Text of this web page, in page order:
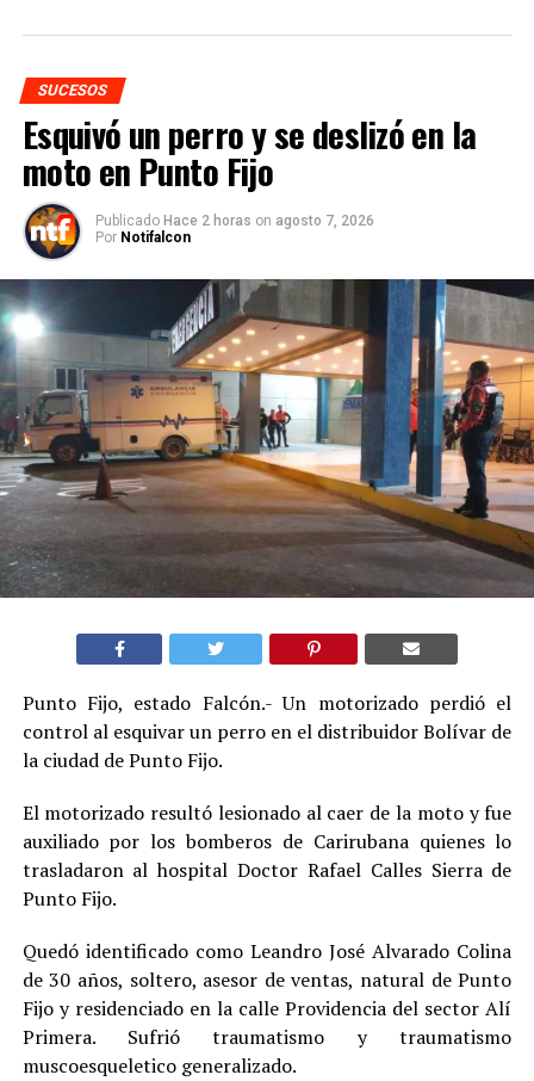
SUCESOS
Esquivó un perro y se deslizó en la
moto en Punto Fijo
Publicado Hace 2 horas on agosto 7, 2026
Por Notifalcon
Punto Fijo, estado Falcón.- Un motorizado perdió el
control al esquivar un perro en el distribuidor Bolívar de
la ciudad de Punto Fijo.
El motorizado resultó lesionado al caer de la moto y fue
auxiliado por los bomberos de Carirubana quienes lo
trasladaron al hospital Doctor Rafael Calles Sierra de
Punto Fijo.
Quedó identificado como Leandro José Alvarado Colina
de 30 años, soltero, asesor de ventas, natural de Punto
Fijo y residenciado en la calle Providencia del sector Alí
Primera. Sufrió traumatismo y traumatismo
muscoesqueletico generalizado.